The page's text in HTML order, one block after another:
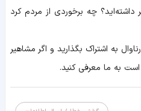
چه برخوردی از مردم کرد
به اشتراک بگذارید و اگر مشاهیر
به ما معرفی کنید.